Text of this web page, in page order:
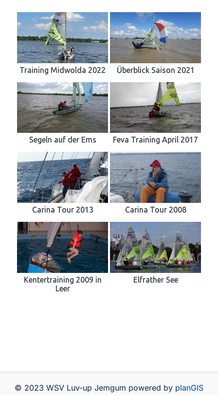
Verein
Termine
Archiv
Training Midwolda 2022 Überblick Saison 2021
Segeln auf der Ems Feva Training April 2017
Carina Tour 2013 Carina Tour 2008
Kentertraining 2009 in
Leer
Elfrather See
© 2023 WSV Luv-up Jemgum powered by planGIS